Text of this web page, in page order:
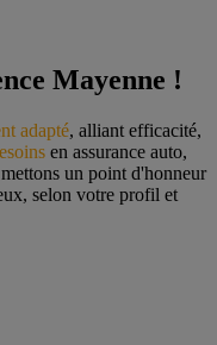
Mayenne !
adapté, alliant efficacité,
en assurance auto,
un point d'honneur
selon votre profil et